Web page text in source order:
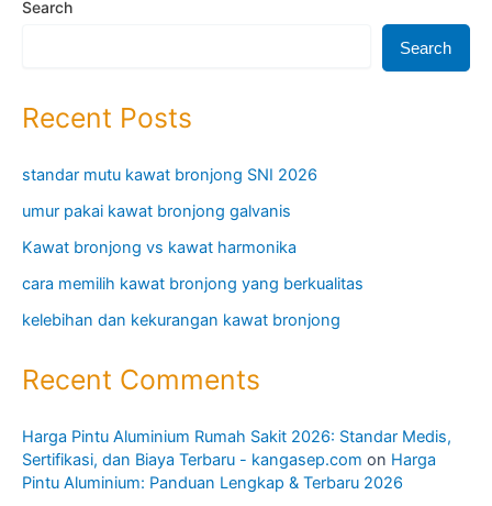
Search
Search
Recent Posts
standar mutu kawat bronjong SNI 2026
umur pakai kawat bronjong galvanis
Kawat bronjong vs kawat harmonika
cara memilih kawat bronjong yang berkualitas
kelebihan dan kekurangan kawat bronjong
Recent Comments
Harga Pintu Aluminium Rumah Sakit 2026: Standar Medis,
Sertifikasi, dan Biaya Terbaru - kangasep.com on Harga
Pintu Aluminium: Panduan Lengkap & Terbaru 2026